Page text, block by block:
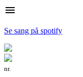
menu
Se sang på spotify
nr.